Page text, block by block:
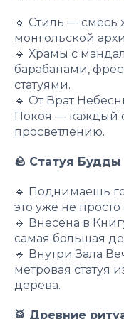
🔹 Стиль — смесь
монгольской
🔹 Храмы с
барабанами,
статуями.
🔹 От Врат
Покоя — каждый
просветлению.
🪨 Статуя
🔹 Поднимаешь
это уже не просто
🔹 Внесена в
самая большая
🔹 Внутри Зала
метровая статуя
дерева.
🥁 Древние